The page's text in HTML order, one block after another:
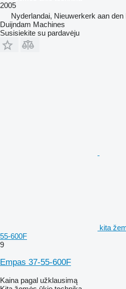
2005
Nyderlandai, Nieuwerkerk aan den
Duijndam Machines
Susisiekite su pardavėju
kita
55-600F
9
Empas 37-55-600F
Kaina pagal užklausimą